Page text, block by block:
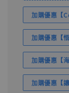
加購優惠【
加購優惠【
加購優惠【
加購優惠【